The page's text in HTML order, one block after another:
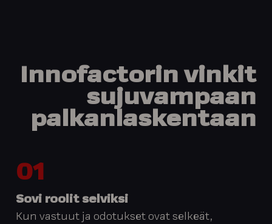
Innofactorin vinkit
sujuvampaan
palkanlaskentaan
01
Sovi roolit selviksi
Kun vastuut ja odotukset ovat selkeät,